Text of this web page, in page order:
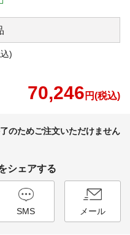
)
70,246 円(税込)
のためご注文いただけません
シェアする
SMS メール